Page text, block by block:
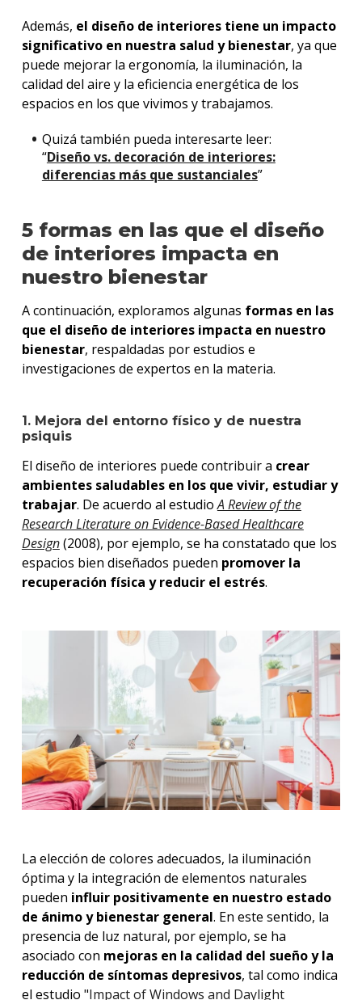
Además, el diseño de interiores tiene un impacto
significativo en nuestra salud y bienestar, ya que
puede mejorar la ergonomía, la iluminación, la
calidad del aire y la eficiencia energética de los
espacios en los que vivimos y trabajamos.
Quizá también pueda interesarte leer:
“Diseño vs. decoración de interiores:
diferencias más que sustanciales”
5 formas en las que el diseño
de interiores impacta en
nuestro bienestar
A continuación, exploramos algunas formas en las
que el diseño de interiores impacta en nuestro
bienestar, respaldadas por estudios e
investigaciones de expertos en la materia.
1. Mejora del entorno físico y de nuestra
psiquis
El diseño de interiores puede contribuir a crear
ambientes saludables en los que vivir, estudiar y
trabajar. De acuerdo al estudioA Review of the
Research Literature on Evidence-Based Healthcare
Design(2008), por ejemplo, se ha constatado que los
espacios bien diseñados pueden promover la
recuperación física y reducir el estrés.
La elección de colores adecuados, la iluminación
óptima y la integración de elementos naturales
pueden influir positivamente en nuestro estado
de ánimo y bienestar general. En este sentido, la
presencia de luz natural, por ejemplo, se ha
asociado con mejoras en la calidad del sueño y la
reducción de síntomas depresivos, tal como indica
el estudio "Impact of Windows and Daylight